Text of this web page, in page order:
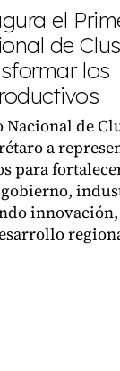
el
de
los
de
a
para
innovación,